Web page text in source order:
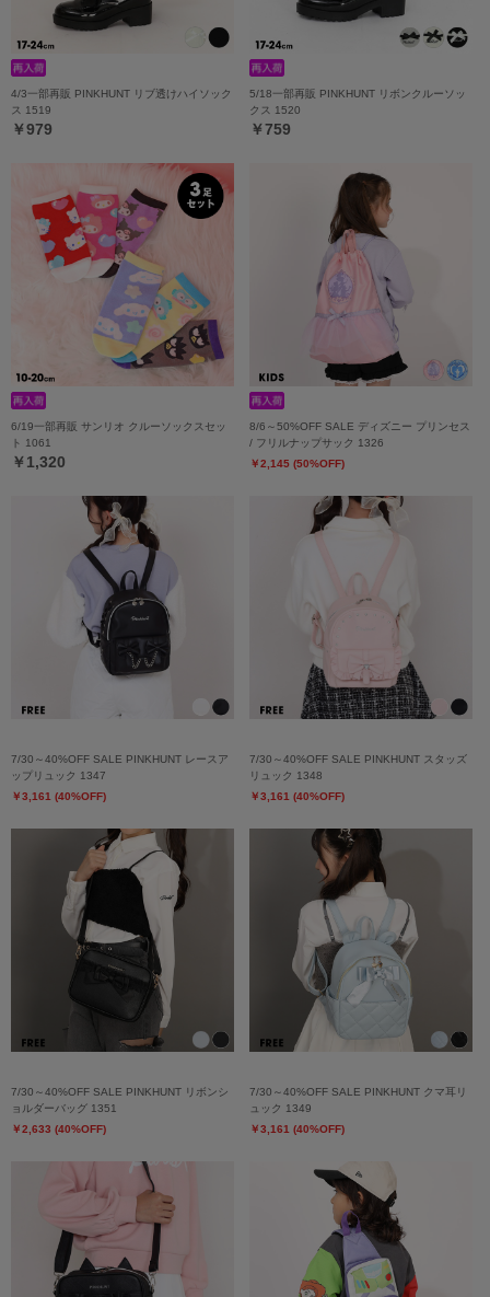
4/3一部再販 PINKHUNT リブ透けハイソック
ス 1519
￥979
5/18一部再販 PINKHUNT リボンクルーソッ
クス 1520
￥759
6/19一部再販 サンリオ クルーソックスセッ
ト 1061
￥1,320
8/6～50%OFF SALE ディズニー プリンセス
/ フリルナップサック 1326
￥2,145 (50%OFF)
7/30～40%OFF SALE PINKHUNT レースア
ップリュック 1347
￥3,161 (40%OFF)
7/30～40%OFF SALE PINKHUNT スタッズ
リュック 1348
￥3,161 (40%OFF)
7/30～40%OFF SALE PINKHUNT リボンシ
ョルダーバッグ 1351
￥2,633 (40%OFF)
7/30～40%OFF SALE PINKHUNT クマ耳リ
ュック 1349
￥3,161 (40%OFF)